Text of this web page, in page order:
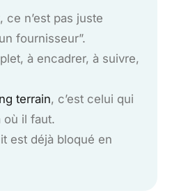
n’est pas juste
fournisseur”.
à encadrer, à suivre,
terrain, c’est celui qui
où il faut.
est déjà bloqué en